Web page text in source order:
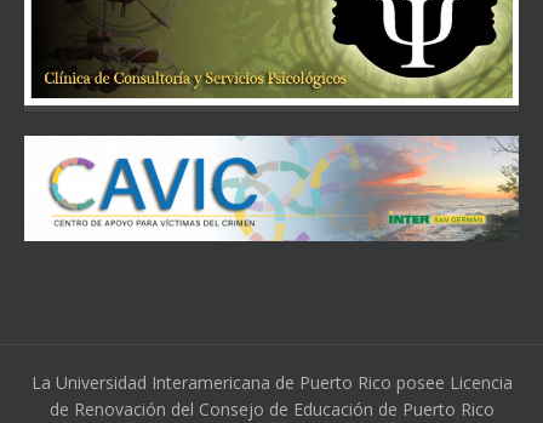
La Universidad Interamericana de Puerto Rico posee Licencia
de Renovación del Consejo de Educación de Puerto Rico